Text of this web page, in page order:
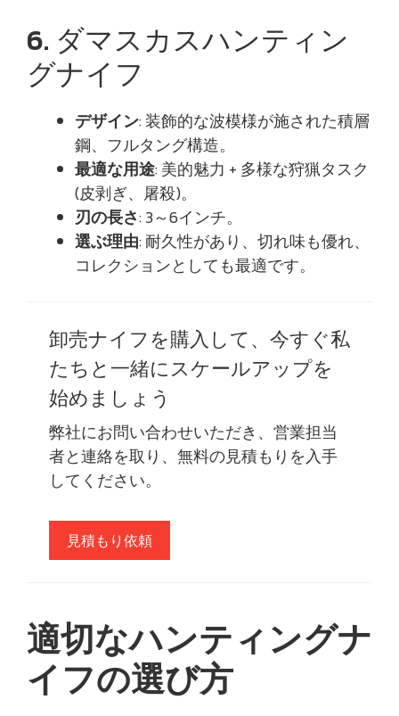
6. ダマスカスハンティン
グナイフ
デザイン: 装飾的な波模様が施された積層
鋼、フルタング構造。
最適な用途: 美的魅力 + 多様な狩猟タスク
(皮剥ぎ、屠殺)。
刃の長さ: 3～6インチ。
選ぶ理由: 耐久性があり、切れ味も優れ、
コレクションとしても最適です。
卸売ナイフを購入して、今すぐ私
たちと一緒にスケールアップを
始めましょう
弊社にお問い合わせいただき、営業担当
者と連絡を取り、無料の見積もりを入手
してください。
見積もり依頼
適切なハンティングナ
イフの選び方